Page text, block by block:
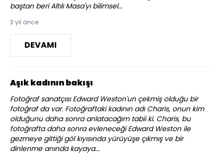
baştan beri Altılı Masa'yı bilimsel...
3 yıl önce
DEVAMI
Aşık kadının bakışı
Fotoğraf sanatçısı Edward Weston'un çekmiş olduğu bir
fotoğraf da var. Fotoğraftaki kadının adı Charis, onun kim
olduğunu daha sonra anlatacağım tabii ki. Charis, bu
fotoğrafta daha sonra evleneceği Edward Weston ile
gezmeye gittiği göl kıyısında yürüyüşe çıkmış ve bir
dinlenme anında kayaya...